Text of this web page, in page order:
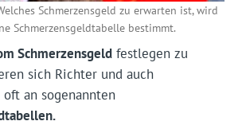
Schmerzensgeld zu erwarten ist, wird
Schmerzensgeldtabelle bestimmt.
Schmerzensgeldfestlegen zu
sich Richter und auch
an sogenannten